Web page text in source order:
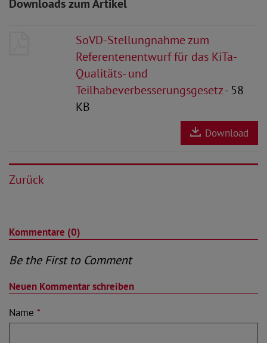
Downloads zum Artikel
SoVD-Stellungnahme zum
Referentenentwurf für das KiTa-
Qualitäts- und
Teilhabeverbesserungsgesetz- 58
KB
Download
Zurück
Kommentare (0)
Be the First to Comment
Neuen Kommentar schreiben
Name *